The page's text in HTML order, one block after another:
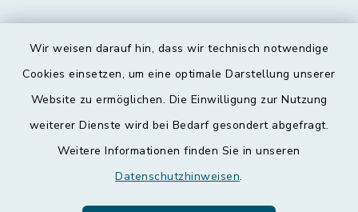
Wir weisen darauf hin, dass wir technisch notwendige
Cookies einsetzen, um eine optimale Darstellung unserer
Website zu ermöglichen. Die Einwilligung zur Nutzung
weiterer Dienste wird bei Bedarf gesondert abgefragt.
Weitere Informationen finden Sie in unseren
Datenschutzhinweisen.
Kontakt
Datenschutz